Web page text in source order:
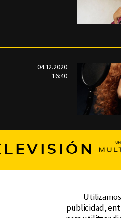
04.12.2020
16:40
la reproducción total o parcial,
medio electrónico o magnético.
publicidad,